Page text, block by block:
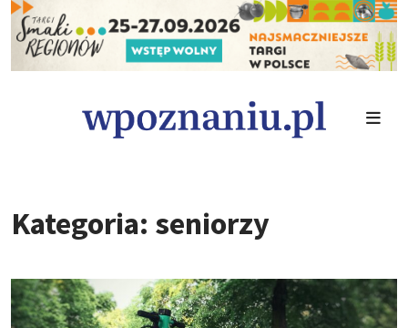
Kategoria: seniorzy